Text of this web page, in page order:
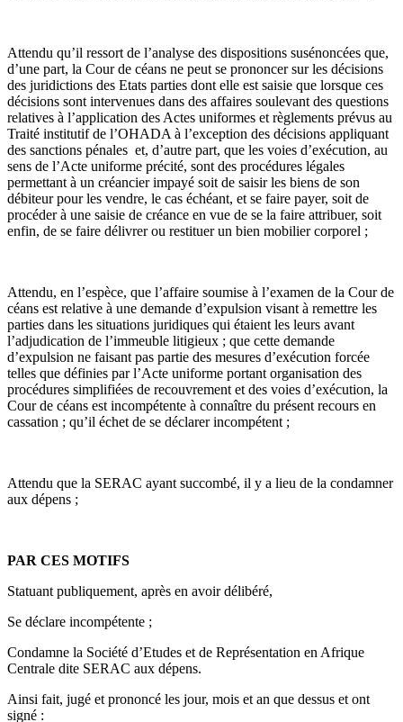
Attendu qu’il ressort de l’analyse des dispositions susénoncées que,
d’une part, la Cour de céans ne peut se prononcer sur les décisions
des juridictions des Etats parties dont elle est saisie que lorsque ces
décisions sont intervenues dans des affaires soulevant des questions
relatives à l’application des Actes uniformes et règlements prévus au
Traité institutif de l’OHADA à l’exception des décisions appliquant
des sanctions pénales et, d’autre part, que les voies d’exécution, au
sens de l’Acte uniforme précité, sont des procédures légales
permettant à un créancier impayé soit de saisir les biens de son
débiteur pour les vendre, le cas échéant, et se faire payer, soit de
procéder à une saisie de créance en vue de se la faire attribuer, soit
enfin, de se faire délivrer ou restituer un bien mobilier corporel ;
Attendu, en l’espèce, que l’affaire soumise à l’examen de la Cour de
céans est relative à une demande d’expulsion visant à remettre les
parties dans les situations juridiques qui étaient les leurs avant
l’adjudication de l’immeuble litigieux ; que cette demande
d’expulsion ne faisant pas partie des mesures d’exécution forcée
telles que définies par l’Acte uniforme portant organisation des
procédures simplifiées de recouvrement et des voies d’exécution, la
Cour de céans est incompétente à connaître du présent recours en
cassation ; qu’il échet de se déclarer incompétent ;
Attendu que la SERAC ayant succombé, il y a lieu de la condamner
aux dépens ;
PAR CES MOTIFS
Statuant publiquement, après en avoir délibéré,
Se déclare incompétente ;
Condamne la Société d’Etudes et de Représentation en Afrique
Centrale dite SERAC aux dépens.
Ainsi fait, jugé et prononcé les jour, mois et an que dessus et ont
signé :